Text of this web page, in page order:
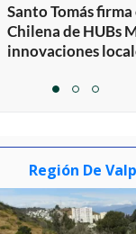
Santo Tomás
Chilena de HUBs
innovaciones
itemitemitem
Región De